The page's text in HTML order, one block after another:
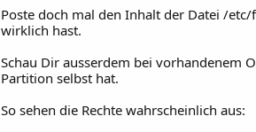
Poste doch mal den Inhalt der Datei /
wirklich hast.
Schau Dir ausserdem bei vorhandenem
Partition selbst hat.
So sehen die Rechte wahrscheinlich aus: